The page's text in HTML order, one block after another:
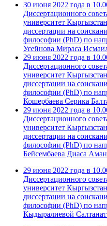
30 июня 2022 года в
Диссертационного
университет
диссертации на
философии (PhD) по
Усейнова Мираса
29 июня 2022 года в
Диссертационного
университет
диссертации на
философии (PhD) по
Кошербаева Серика
29 июня 2022 года в
Диссертационного
университет
диссертации на
философии (PhD) по
Бейсембаева Диаса
29 июня 2022 года в
Диссертационного
университет
диссертации на
философии (PhD) по
Кыдыралиевой